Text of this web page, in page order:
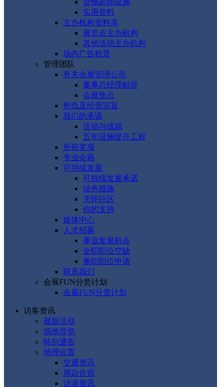
货物起卸设施
实用资料
主办机构资料库
展览会主办机构
其他活动主办机构
场内广告租赁
管理团队
有关会展管理公司
董事总经理献辞
会展焦点
抱负及经营宗旨
我们的承诺
活动与成就
五年设施提升工程
所获奖项
专业会籍
可持续发展
可持续发展承诺
绿色措施
关怀社区
你的支持
媒体中心
人才招募
事业发展机会
全职职位空缺
兼职职位申请
联系我们
会展FUN分赏计划
会展FUN分赏计划
访客资讯
最新活动
场地导览
特别通告
地理位置
交通资讯
周边住宿
访港资讯